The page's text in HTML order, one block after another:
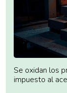
Se oxidan los
impuesto al